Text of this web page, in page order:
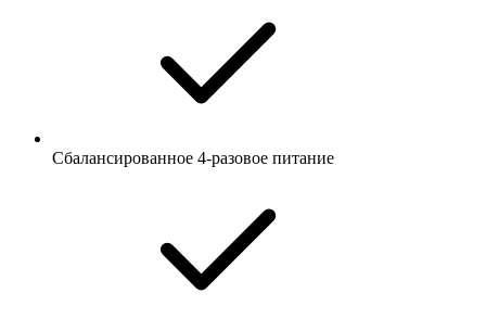
Сбалансированное 4-разовое питание